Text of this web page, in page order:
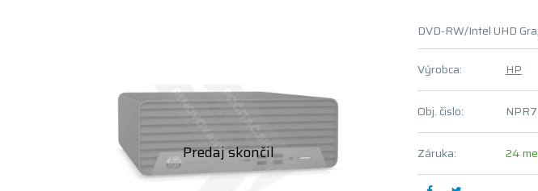
DVD-RW/Intel UHD
Výrobca: HP
Obj. čislo:
Záruka: 24